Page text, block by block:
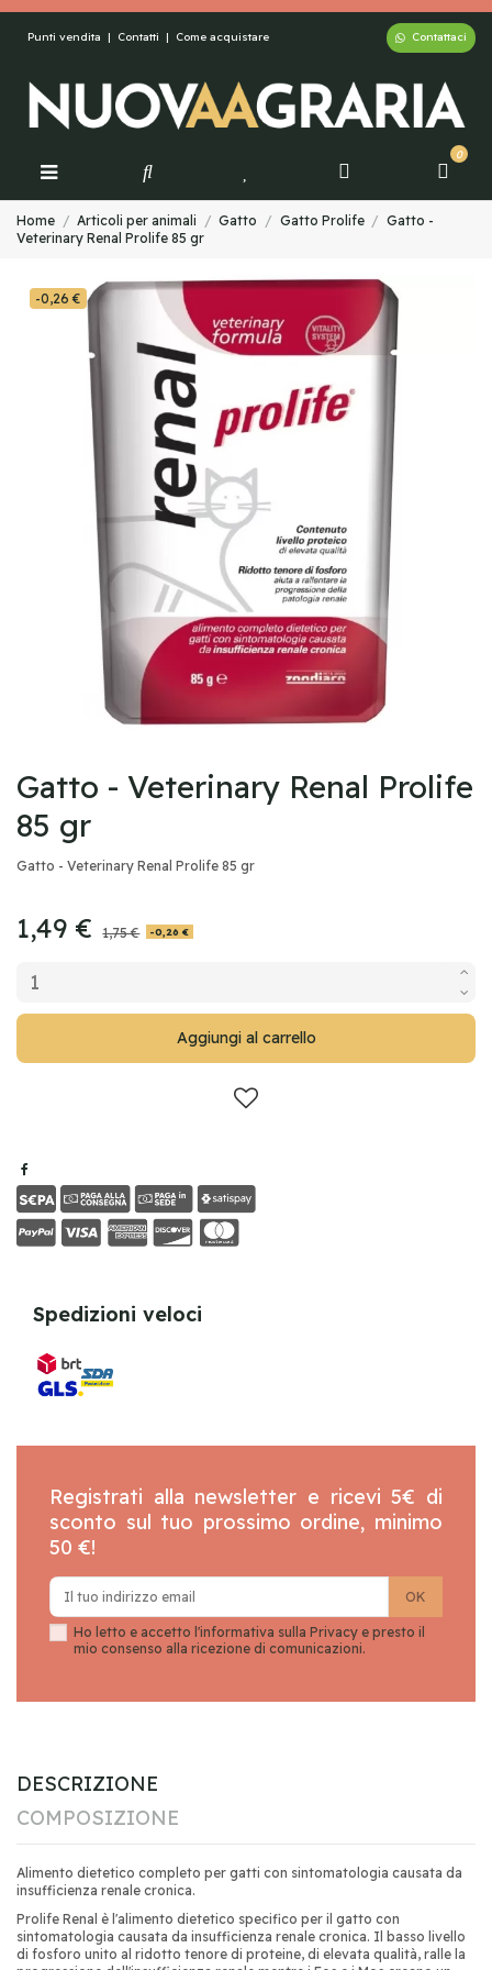
Punti vendita | Contatti | Come acquistare Contattaci
0
Home Articoli per animali Gatto Gatto Prolife
Gatto -
Veterinary Renal Prolife 85 gr
-0,26 €
Gatto - Veterinary Renal Prolife
85 gr
Gatto - Veterinary Renal Prolife 85 gr
1,49 € 1,75 € -0,26 €
Aggiungi al carrello
Spedizioni veloci
Registrati alla newsletter e ricevi 5€ di
sconto sul tuo prossimo ordine, minimo
50 €!
Ho letto e accetto l'informativa sulla Privacy e presto il
mio consenso alla ricezione di comunicazioni.
DESCRIZIONE
COMPOSIZIONE
Alimento dietetico completo per gatti con sintomatologia causata da
insufficienza renale cronica.
Prolife Renal è l'alimento dietetico specifico per il gatto con
sintomatologia causata da insufficienza renale cronica. Il basso livello
di fosforo unito al ridotto tenore di proteine, di elevata qualità, ralle la